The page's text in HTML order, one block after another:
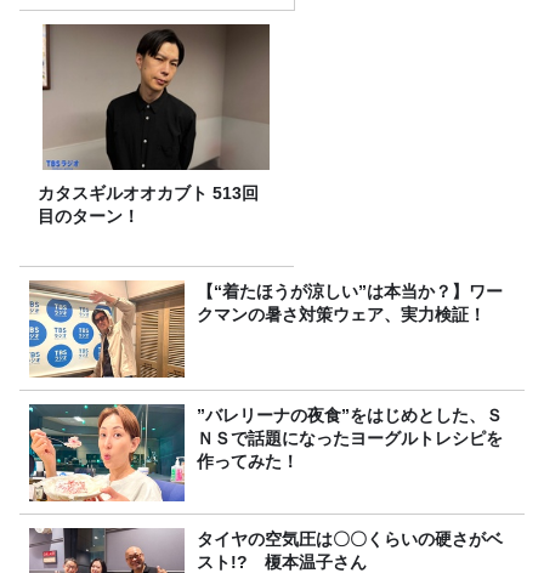
カタスギルオオカブト 513回
目のターン！
【“着たほうが涼しい”は本当か？】ワー
クマンの暑さ対策ウェア、実力検証！
”バレリーナの夜食”をはじめとした、Ｓ
ＮＳで話題になったヨーグルトレシピを
作ってみた！
タイヤの空気圧は〇〇くらいの硬さがベ
スト!? 榎本温子さん